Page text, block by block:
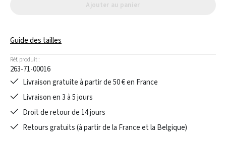
Ajouter au panier
Guide des tailles
Réf. produit :
263-71-00016
Livraison gratuite à partir de 50 € en France
Livraison en 3 à 5 jours
Droit de retour de 14 jours
Retours gratuits (à partir de la France et la Belgique)